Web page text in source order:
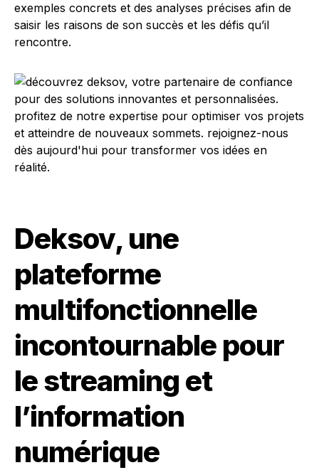
exemples concrets et des analyses précises afin de
saisir les raisons de son succès et les défis qu’il
rencontre.
Deksov, une
plateforme
multifonctionnelle
incontournable pour
le streaming et
l’information
numérique